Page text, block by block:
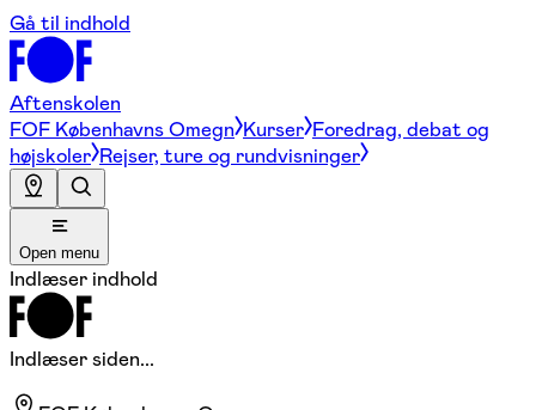
Gå til indhold
Aftenskolen
FOF Københavns Omegn Kurser Foredrag, debat og
højskoler Rejser, ture og rundvisninger
Open menu
Indlæser indhold
Indlæser siden...